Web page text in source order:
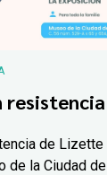
resistencia
de Lizette
de la Ciudad de